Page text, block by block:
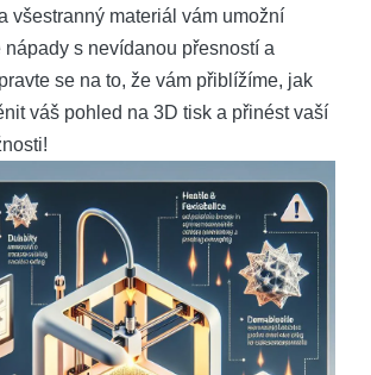
všestranný materiál vám umožní
nápady s nevídanou přesností a
se na to, že vám přiblížíme, jak
váš pohled na 3D tisk a přinést vaší